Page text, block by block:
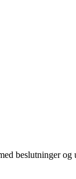
beslutninger